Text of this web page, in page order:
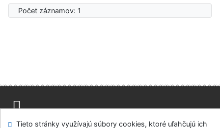
Počet záznamov: 1
Mapa stránok Prístupnosť Súkromie
Tieto stránky využívajú súbory cookies, ktoré uľahčujú ich